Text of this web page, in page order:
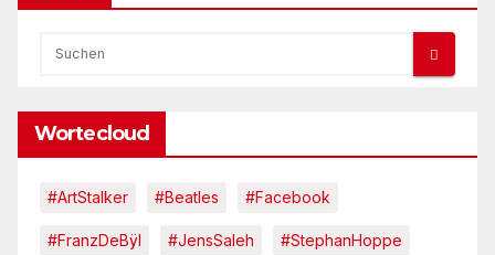
Wortecloud
#ArtStalker #Beatles #Facebook
#FranzDeBÿl #JensSaleh #StephanHoppe